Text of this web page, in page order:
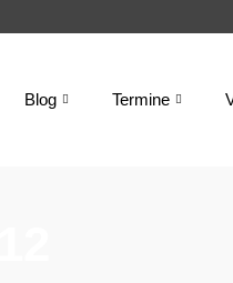
Blog Termine